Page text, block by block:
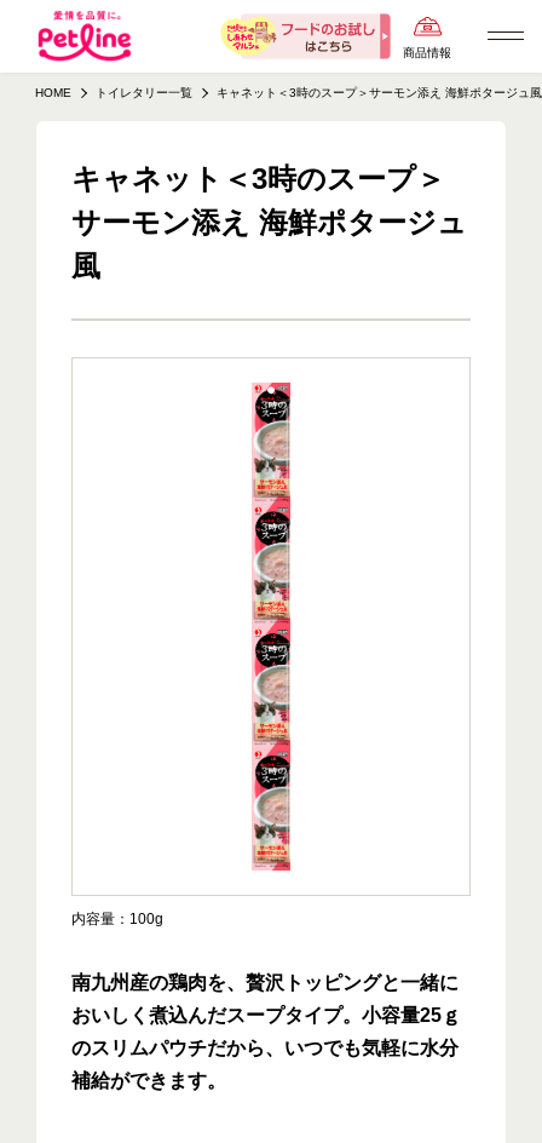
商品情報
HOME トイレタリー一覧 キャネット＜3時のスープ＞サーモン添え 海鮮ポタージュ風
キャネット＜3時のスープ＞
サーモン添え 海鮮ポタージュ
風
内容量 100g
南九州産の鶏肉を、贅沢トッピングと一緒に
おいしく煮込んだスープタイプ。小容量25ｇ
のスリムパウチだから、いつでも気軽に水分
補給ができます。